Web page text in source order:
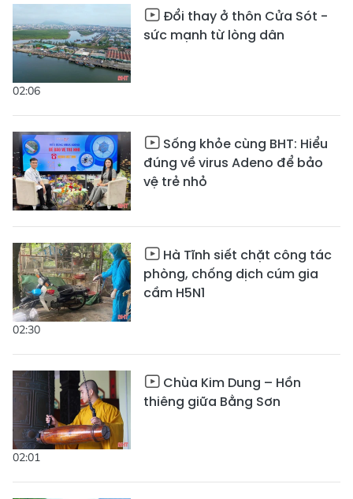
02:06
Đổi thay ở thôn Cửa Sót -
sức mạnh từ lòng dân
Sống khỏe cùng BHT: Hiểu
đúng về virus Adeno để bảo
vệ trẻ nhỏ
02:30
Hà Tĩnh siết chặt công tác
phòng, chống dịch cúm gia
cầm H5N1
02:01
Chùa Kim Dung – Hồn
thiêng giữa Bằng Sơn